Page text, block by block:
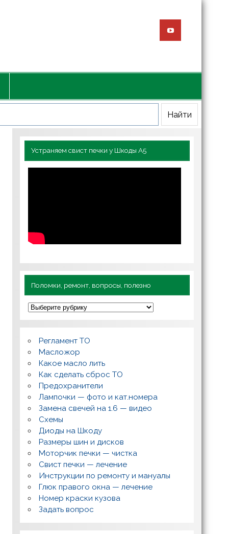
Устраняем свист печки у Шкоды А5
Поломки, ремонт, вопросы, полезно
П
о
л
о
к
и
р
е
м
о
н
т
,
в
о
р
о
ы
,
о
л
з
Регламент ТО
Масложор
Какое масло лить
Как сделать сброс ТО
Предохранители
Лампочки — фото и кат.номера
Замена свечей на 1.6 — видео
Схемы
Диоды на Шкоду
Размеры шин и дисков
Моторчик печки — чистка
Свист печки — лечение
Инструкции по ремонту и мануалы
Глюк правого окна — лечение
Номер краски кузова
Задать вопрос